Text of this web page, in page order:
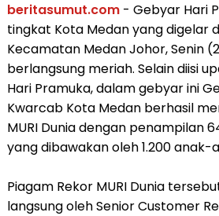
beritasumut.com- Gebyar Hari
tingkat Kota Medan yang digelar
Kecamatan Medan Johor, Senin
berlangsung meriah. Selain diisi
Hari Pramuka, dalam gebyar ini
Kwarcab Kota Medan berhasil
MURI Dunia dengan penampilan
yang dibawakan oleh 1.200 anak-
Piagam Rekor MURI Dunia
langsung oleh Senior Customer